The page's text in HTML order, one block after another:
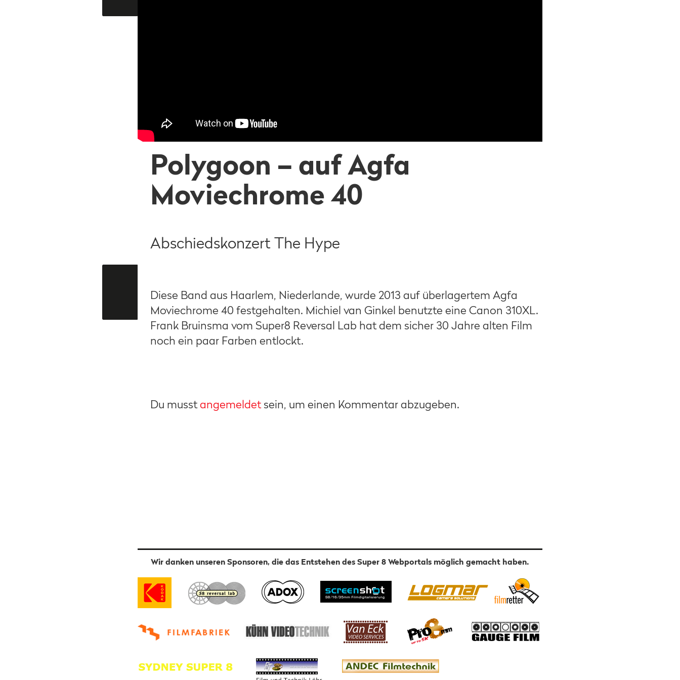
Polygoon – auf Agfa
Moviechrome 40
Abschiedskonzert The Hype
Diese Band aus Haarlem, Niederlande, wurde 2013 auf überlagertem Agfa
Moviechrome 40 festgehalten. Michiel van Ginkel benutzte eine Canon 310XL.
Frank Bruinsma vom Super8 Reversal Lab hat dem sicher 30 Jahre alten Film
noch ein paar Farben entlockt.
Du musstangemeldet sein, um einen Kommentar abzugeben.
Wir danken unseren Sponsoren, die das Entstehen des Super 8 Webportals möglich gemacht haben.